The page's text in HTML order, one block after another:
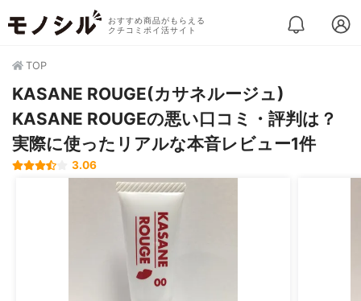
おすすめ商品がもらえる
クチコミポイ活サイト
TOP
KASANE ROUGE(カサネルージュ)
KASANE ROUGEの悪い口コミ・評判は？
実際に使ったリアルな本音レビュー1件
3.06